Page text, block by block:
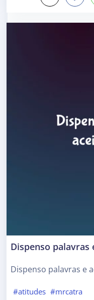
Dispenso palavras
Dispenso palavras e
#atitudes #mrcatra